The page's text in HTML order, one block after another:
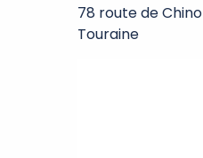
78 route de
Touraine